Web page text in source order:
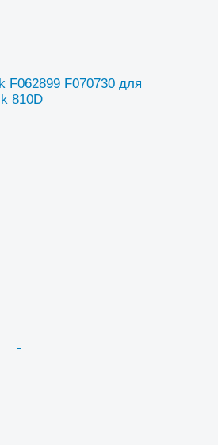
F062899 F070730 для
810D